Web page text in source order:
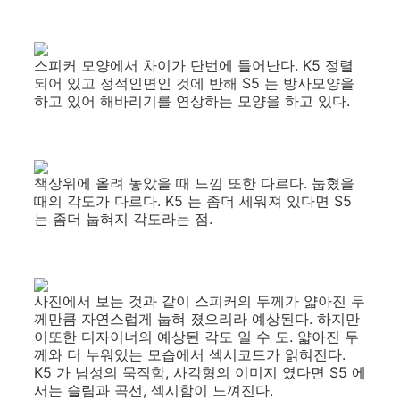
스피커 모양에서 차이가 단번에 들어난다. K5 정렬
되어 있고 정적인면인 것에 반해 S5 는 방사모양을
하고 있어 해바리기를 연상하는 모양을 하고 있다.
책상위에 올려 놓았을 때 느낌 또한 다르다. 눕혔을
때의 각도가 다르다. K5 는 좀더 세워져 있다면 S5
는 좀더 눕혀지 각도라는 점.
사진에서 보는 것과 같이 스피커의 두께가 얇아진 두
께만큼 자연스럽게 눕혀 졌으리라 예상된다. 하지만
이또한 디자이너의 예상된 각도 일 수 도. 얇아진 두
께와 더 누워있는 모습에서 섹시코드가 읽혀진다.
K5 가 남성의 묵직함, 사각형의 이미지 였다면 S5 에
서는 슬림과 곡선, 섹시함이 느껴진다.